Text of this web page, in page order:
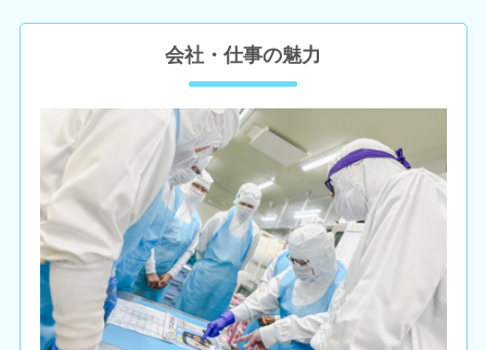
会社・仕事の魅力